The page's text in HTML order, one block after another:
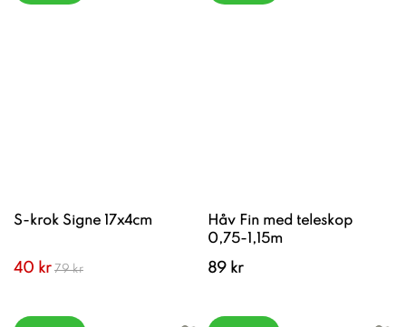
S-krok Signe 17x4cm
40 kr 79 kr
Håv Fin med teleskop
0,75-1,15m
89 kr